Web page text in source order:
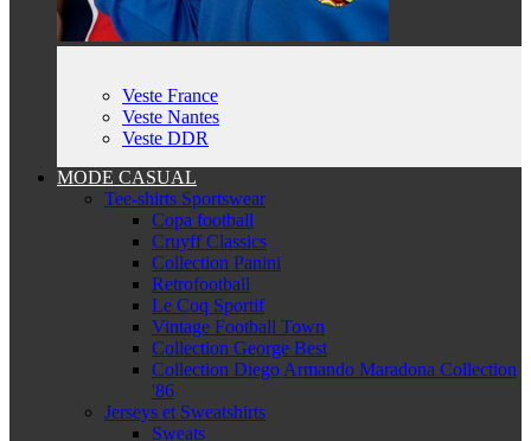
Veste France
Veste Nantes
Veste DDR
MODE CASUAL
Tee-shirts Sportswear
Copa football
Cruyff Classics
Collection Panini
Retrofootball
Le Coq Sportif
Vintage Football Town
Collection George Best
Collection Diego Armando Maradona Collection
'86
Jerseys et Sweatshirts
Sweats